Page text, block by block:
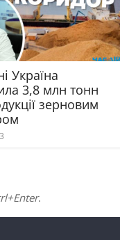
Україна
3,8 млн тонн
зерновим
.